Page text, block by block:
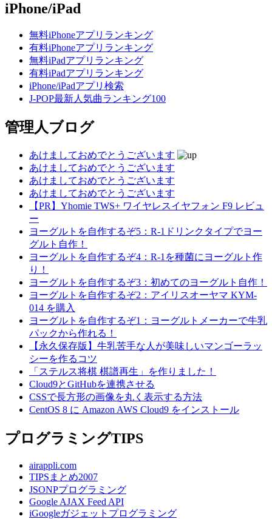
iPhone/iPad
無料iPhoneアプリランキング
有料iPhoneアプリランキング
無料iPadアプリランキング
有料iPadアプリランキング
iPhone/iPadアプリ検索
J-POP最新人気曲ランキング100
管理人ブログ
あけましておめでとうございます
あけましておめでとうございます
あけましておめでとうございます
あけましておめでとうございます
【PR】Yhomie TWS+ ワイヤレスイヤフォン F9 レビュ
ー
ヨーグルトを自作するぞ5：R-1ドリンクタイプでヨー
グルト自作！
ヨーグルトを自作するぞ4：R-1を種菌にヨーグルト作
り！
ヨーグルトを自作するぞ3：初めてのヨーグルト自作！
ヨーグルトを自作するぞ2：アイリスオーヤマ KYM-
014 を購入
ヨーグルトを自作するぞ1：ヨーグルトメーカーで牛乳
パックから作れる！
【永久保存版】牛乳苦手な人が美味しいマンゴーラッ
シーを作るコツ
「ステルス将棋 棋譜再生」を作りました！
Cloud9とGitHubを連携させる
CSSで長方形の画像を丸く表示する方法
CentOS 8 に Amazon AWS Cloud9 をインストール
プログラミングTIPS
airappli.com
TIPSまとめ2007
JSONPプログラミング
Google AJAX Feed API
iGoogleガジェットプログラミング